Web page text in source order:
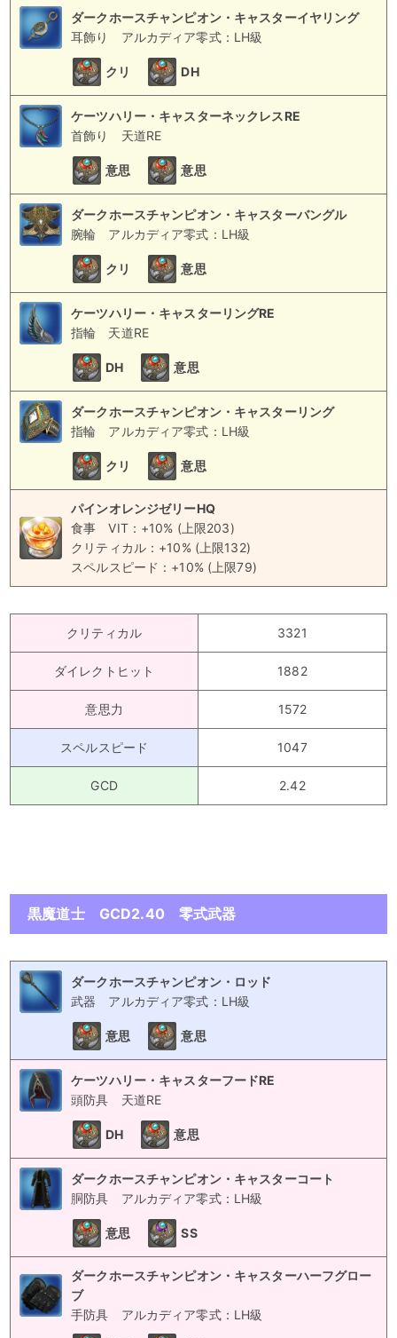
ダークホースチャンピオン・キャスターイヤリング
耳飾り
アルカディア零式：LH級
クリ DH
ケーツハリー・キャスターネックレスRE
首飾り
天道RE
意思 意思
ダークホースチャンピオン・キャスターバングル
腕輪
アルカディア零式：LH級
クリ 意思
ケーツハリー・キャスターリングRE
指輪
天道RE
DH 意思
ダークホースチャンピオン・キャスターリング
指輪
アルカディア零式：LH級
クリ 意思
パインオレンジゼリーHQ
食事
VIT：+10% (上限203)
クリティカル：+10% (上限132)
スペルスピード：+10% (上限79)
クリティカル 3321
ダイレクトヒット 1882
意思力 1572
スペルスピード 1047
GCD 2.42
黒魔道士 GCD2.40 零式武器
ダークホースチャンピオン・ロッド
武器
アルカディア零式：LH級
意思 意思
ケーツハリー・キャスターフードRE
頭防具
天道RE
DH 意思
ダークホースチャンピオン・キャスターコート
胴防具
アルカディア零式：LH級
意思 SS
ダークホースチャンピオン・キャスターハーフグロー
ブ
手防具
アルカディア零式：LH級